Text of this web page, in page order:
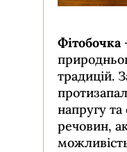
Фітобочка
традицій.
напругу
речовин,